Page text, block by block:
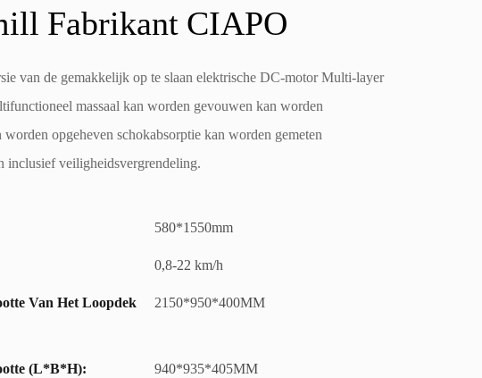
Fabrikant CIAPO
van de gemakkelijk op te slaan elektrische DC-motor Multi-layer
massaal kan worden gevouwen kan worden
opgeheven schokabsorptie kan worden gemeten
inclusief veiligheidsvergrendeling.
580*1550mm
0,8-22 km/h
Van Het Loopdek
2150*950*400MM
(L*B*H): 940*935*405MM